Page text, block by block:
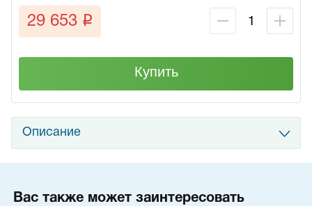
29 653 q
Купить
Описание
Вас также может заинтересовать